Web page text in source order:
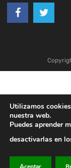
Utilizamos
nuestra web.
Puedes aprender
desactivarlas en